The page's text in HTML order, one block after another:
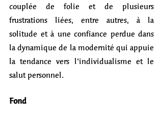
couplée de folie et de plusieurs
frustrations liées, entre autres, à la
solitude et à une confiance perdue dans
la dynamique de la modernité qui appuie
la tendance vers l’individualisme et le
salut personnel.
Fond